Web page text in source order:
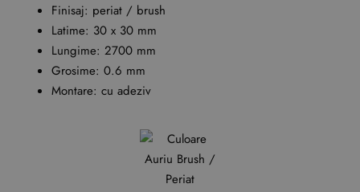
Finisaj: periat / brush
Latime: 30 x 30 mm
Lungime: 2700 mm
Grosime: 0.6 mm
Montare: cu adeziv